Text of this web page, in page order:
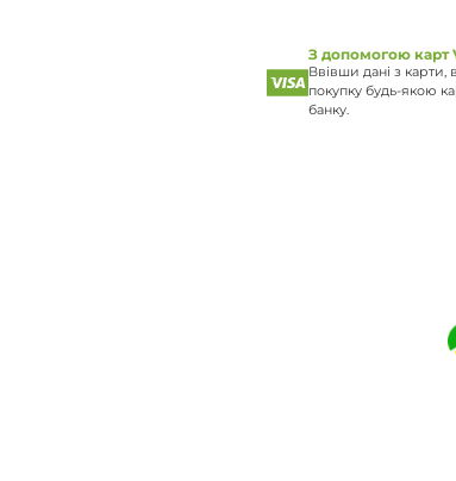
З допомогою карт
Ввівши дані з
покупку будь-якою
банку.